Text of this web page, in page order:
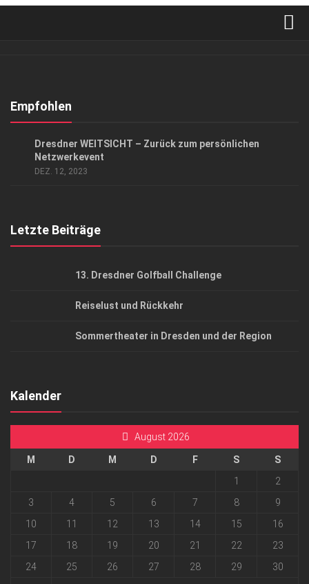
Kontakt, Impressum
Empfohlen
Dresdner WEITSICHT – Zurück zum persönlichen
Netzwerkevent
DEZ. 12, 2023
Letzte Beiträge
13. Dresdner Golfball Challenge
Reiselust und Rückkehr
Sommertheater in Dresden und der Region
Kalender
August 2026
M D M D F S
S
1
2
3
4 5 6 7 8
9
10
11 12 13 14 15
16
17
18 19 20 21 22
23
24
25 26 27 28 29
30